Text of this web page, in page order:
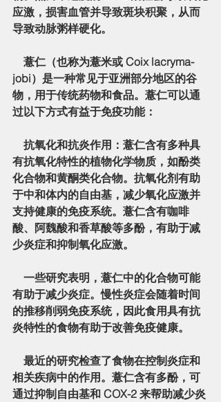
应激，损害血管并导致斑块积聚，从而
导致动脉粥样硬化。
薏仁（也称为薏米或 Coix lacryma-
jobi）是一种常见于亚洲部分地区的谷
物，用于传统药物和食品。薏仁可以通
过以下方式有益于免疫功能：
抗氧化和抗炎作用：薏仁含有多种具
有抗氧化特性的植物化学物质，如酚类
化合物和黄酮类化合物。抗氧化剂有助
于中和体内的自由基，减少氧化应激并
支持健康的免疫系统。薏仁含有咖啡
酸、阿魏酸和香草酸等多酚，有助于减
少炎症和抑制氧化应激。
一些研究表明，薏仁中的化合物可能
有助于减少炎症。慢性炎症会随着时间
的推移削弱免疫系统，因此食用具有抗
炎特性的食物有助于改善免疫健康。
最近的研究检查了食物在控制炎症和
相关疾病中的作用。薏仁含有多酚，可
通过抑制自由基和 COX-2 来帮助减少炎